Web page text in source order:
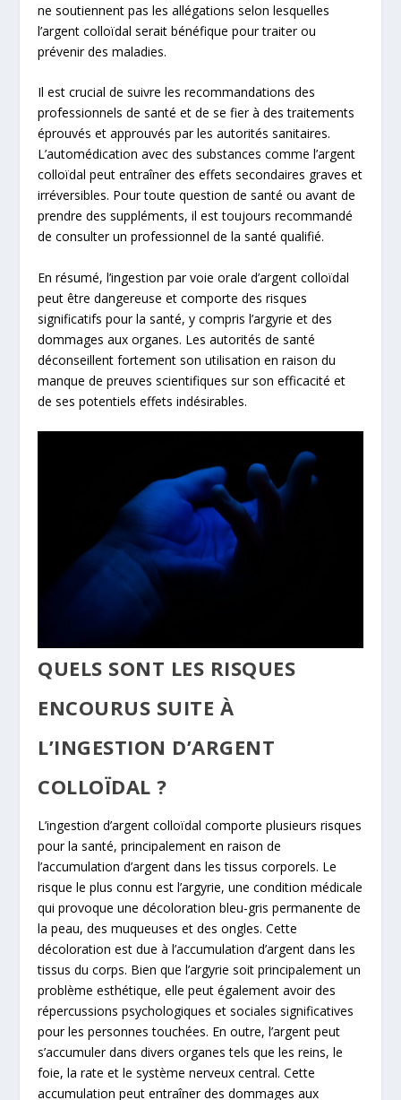
ne soutiennent pas les allégations selon lesquelles
l’argent colloïdal serait bénéfique pour traiter ou
prévenir des maladies.
Il est crucial de suivre les recommandations des
professionnels de santé et de se fier à des traitements
éprouvés et approuvés par les autorités sanitaires.
L’automédication avec des substances comme l’argent
colloïdal peut entraîner des effets secondaires graves et
irréversibles. Pour toute question de santé ou avant de
prendre des suppléments, il est toujours recommandé
de consulter un professionnel de la santé qualifié.
En résumé, l’ingestion par voie orale d’argent colloïdal
peut être dangereuse et comporte des risques
significatifs pour la santé, y compris l’argyrie et des
dommages aux organes. Les autorités de santé
déconseillent fortement son utilisation en raison du
manque de preuves scientifiques sur son efficacité et
de ses potentiels effets indésirables.
QUELS SONT LES RISQUES
ENCOURUS SUITE À
L’INGESTION D’ARGENT
COLLOÏDAL ?
L’ingestion d’argent colloïdal comporte plusieurs risques
pour la santé, principalement en raison de
l’accumulation d’argent dans les tissus corporels. Le
risque le plus connu est l’argyrie, une condition médicale
qui provoque une décoloration bleu-gris permanente de
la peau, des muqueuses et des ongles. Cette
décoloration est due à l’accumulation d’argent dans les
tissus du corps. Bien que l’argyrie soit principalement un
problème esthétique, elle peut également avoir des
répercussions psychologiques et sociales significatives
pour les personnes touchées. En outre, l’argent peut
s’accumuler dans divers organes tels que les reins, le
foie, la rate et le système nerveux central. Cette
accumulation peut entraîner des dommages aux